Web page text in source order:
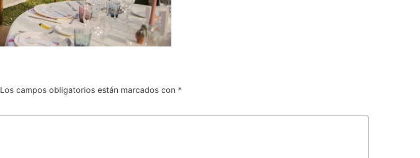
Los campos obligatorios están marcados con *